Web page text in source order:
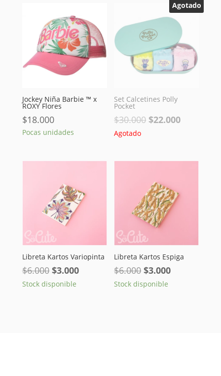
Jockey Niña Barbie ™ x
ROXY Flores
$18.000
Pocas unidades
Agotado
Set Calcetines Polly
Pocket
$30.000 El
$22.000El
Agotado
Libreta Kartos Variopinta
$6.000 El
precio
$3.000El
Stock disponible
Libreta Kartos Espiga
$6.000 El
precio
$3.000El
Stock disponible